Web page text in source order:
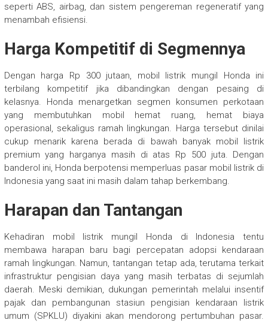
seperti ABS, airbag, dan sistem pengereman regeneratif yang
menambah efisiensi.
Harga Kompetitif di Segmennya
Dengan harga Rp 300 jutaan, mobil listrik mungil Honda ini
terbilang kompetitif jika dibandingkan dengan pesaing di
kelasnya. Honda menargetkan segmen konsumen perkotaan
yang membutuhkan mobil hemat ruang, hemat biaya
operasional, sekaligus ramah lingkungan. Harga tersebut dinilai
cukup menarik karena berada di bawah banyak mobil listrik
premium yang harganya masih di atas Rp 500 juta. Dengan
banderol ini, Honda berpotensi memperluas pasar mobil listrik di
Indonesia yang saat ini masih dalam tahap berkembang.
Harapan dan Tantangan
Kehadiran mobil listrik mungil Honda di Indonesia tentu
membawa harapan baru bagi percepatan adopsi kendaraan
ramah lingkungan. Namun, tantangan tetap ada, terutama terkait
infrastruktur pengisian daya yang masih terbatas di sejumlah
daerah. Meski demikian, dukungan pemerintah melalui insentif
pajak dan pembangunan stasiun pengisian kendaraan listrik
umum (SPKLU) diyakini akan mendorong pertumbuhan pasar.